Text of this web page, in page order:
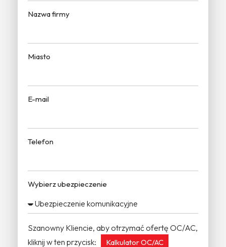
Nazwa firmy
Miasto
E-mail
Telefon
Wybierz ubezpieczenie
Szanowny Kliencie, aby otrzymać ofertę OC/AC,
kliknij w ten przycisk:
Kalkulator OC/AC